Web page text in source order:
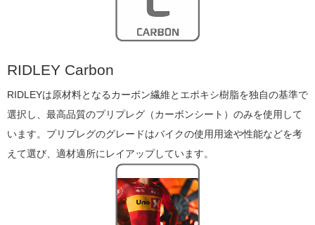
RIDLEY Carbon
RIDLEYは原材料となるカーボン繊維とエポキシ樹脂を独自の基準で
選択し、最高品質のプリプレグ（カーボンシート）のみを使用して
います。プリプレグのグレードはバイクの使用用途や性能などを考
えて選び、適材適所にレイアップしています。